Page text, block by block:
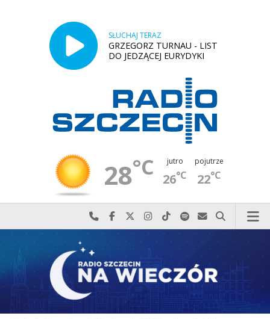
SŁUCHAJ TERAZ
GRZEGORZ TURNAU - LIST
DO JEDZĄCEJ EURYDYKI
28°C jutro
26°C
pojutrze
22°C
Najlepiej po prostu do nas zadzwoń
Odwiedź nas na Facebook-u
Odwiedź nas na X
Odwiedź nas na Instagram-ie
Odwiedź nas na TikTok-u
Szukaj nas na Spotify
Wyślij do nas
Szukaj